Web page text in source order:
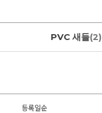
PVC 새들(2)
등록일순